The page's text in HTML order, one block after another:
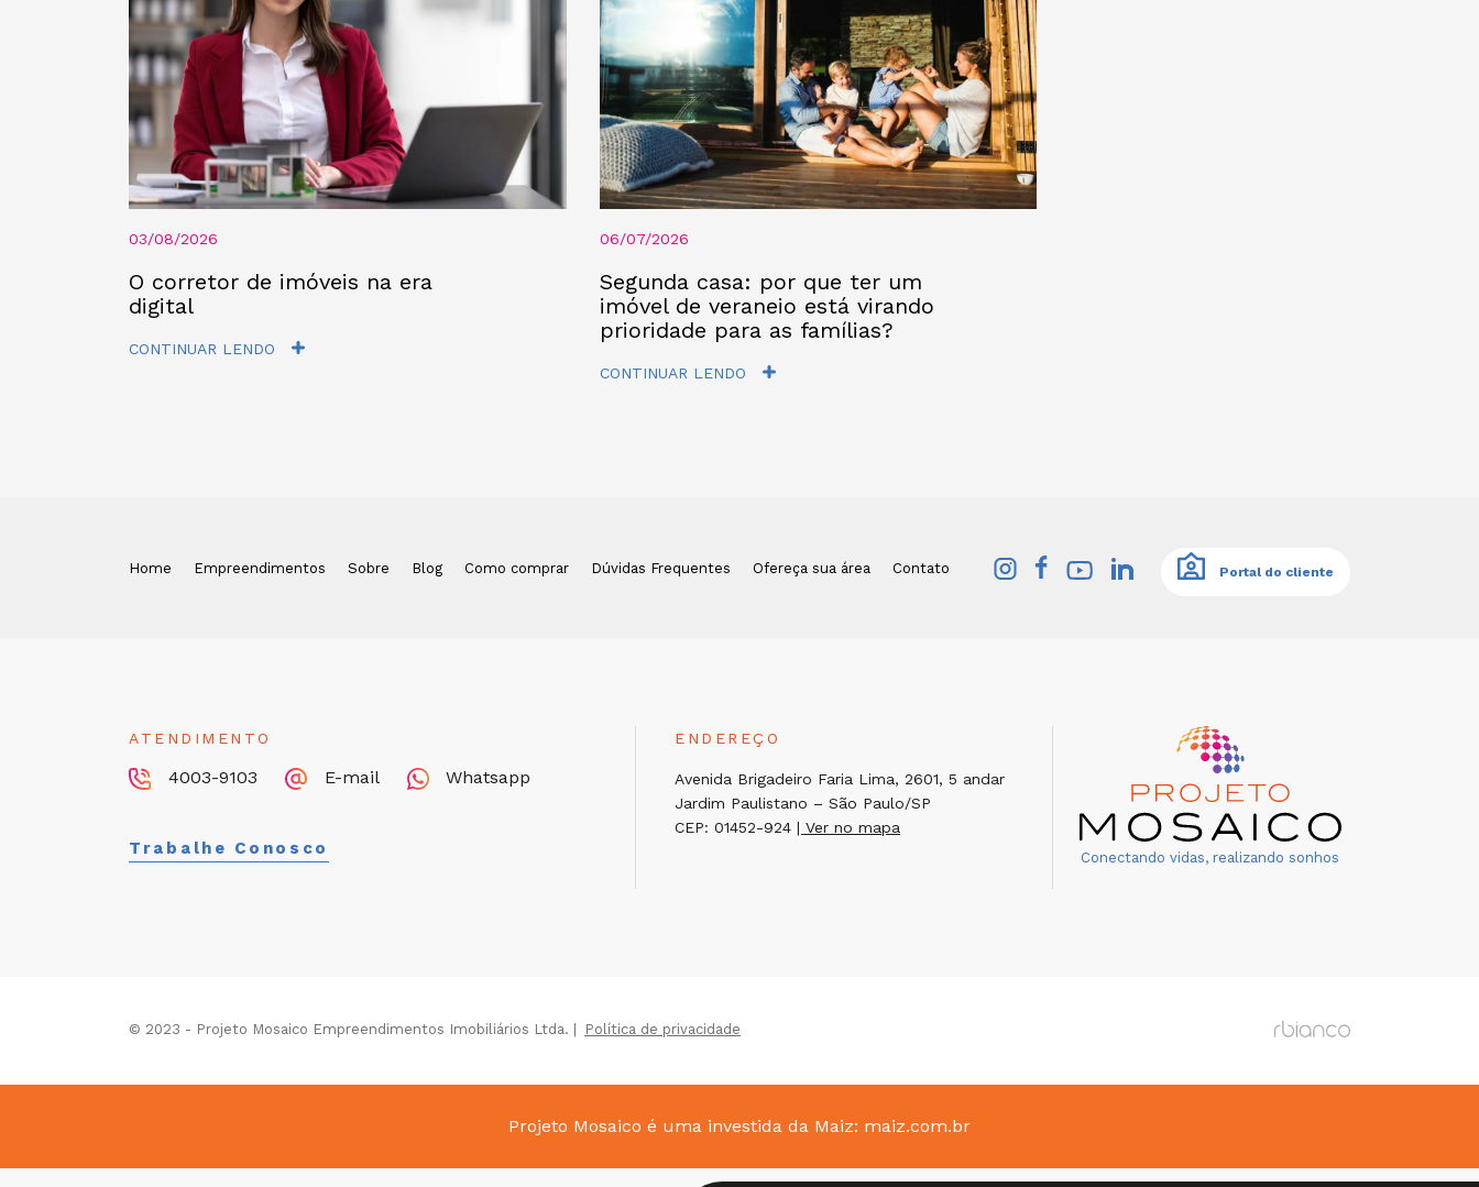
03/08/2026
O corretor de imóveis na era
digital
CONTINUAR LENDO
06/07/2026
Segunda casa: por que ter um
imóvel de veraneio está virando
prioridade para as famílias?
CONTINUAR LENDO
Home Empreendimentos Sobre Blog Como comprar Dúvidas Frequentes Ofereça sua área Contato Portal do cliente
ATENDIMENTO
4003-9103 E-mail Whatsapp
Trabalhe Conosco
ENDEREÇO
Avenida Brigadeiro Faria Lima, 2601, 5 andar
Jardim Paulistano – São Paulo/SP
CEP: 01452-924 | Ver no mapa
Conectando vidas, realizando sonhos
© 2023 - Projeto Mosaico Empreendimentos Imobiliários Ltda. | Política de privacidade
Projeto Mosaico é uma investida da Maiz: maiz.com.br